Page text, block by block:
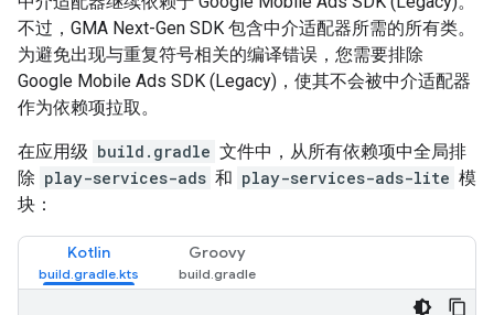
不过， GMA Next-Gen SDK 包含中介适配器所需的所有类。
为避免出现与重复符号相关的编译错误，您需要排除
Google Mobile Ads SDK (Legacy) ，使其不会被中介适配器
作为依赖项拉取。
在应用级 build.gradle 文件中，从所有依赖项中全局排
除 play-services-ads 和 play-services-ads-lite 模
块：
Kotlin Groovy